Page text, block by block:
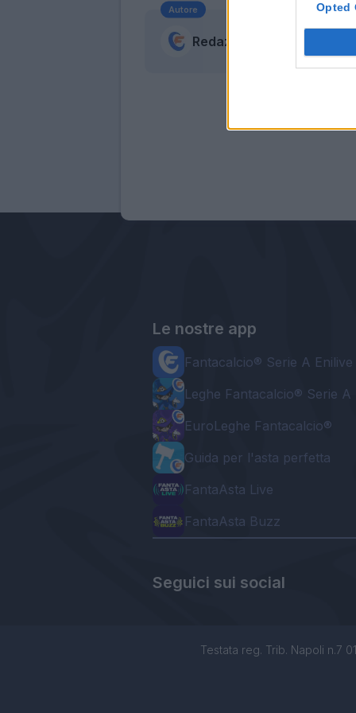
Opted
Autore
Redazione Fantacalcio.it
Le nostre app
Fantacalcio® Serie A Enilive
Leghe Fantacalcio® Serie A
EuroLeghe Fantacalcio®
Guida per l'asta perfetta
FantaAsta Live
FantaAsta Buzz
Seguici sui social
Testata reg. Trib. Napoli n.7